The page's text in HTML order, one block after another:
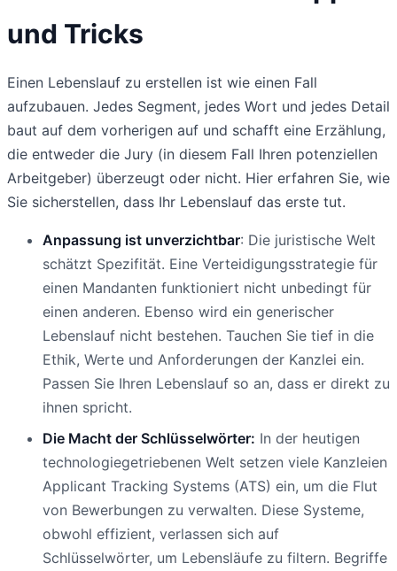
und Tricks
Einen Lebenslauf zu erstellen ist wie einen Fall
aufzubauen. Jedes Segment, jedes Wort und jedes Detail
baut auf dem vorherigen auf und schafft eine Erzählung,
die entweder die Jury (in diesem Fall Ihren potenziellen
Arbeitgeber) überzeugt oder nicht. Hier erfahren Sie, wie
Sie sicherstellen, dass Ihr Lebenslauf das erste tut.
Anpassung ist unverzichtbar: Die juristische Welt
schätzt Spezifität. Eine Verteidigungsstrategie für
einen Mandanten funktioniert nicht unbedingt für
einen anderen. Ebenso wird ein generischer
Lebenslauf nicht bestehen. Tauchen Sie tief in die
Ethik, Werte und Anforderungen der Kanzlei ein.
Passen Sie Ihren Lebenslauf so an, dass er direkt zu
ihnen spricht.
Die Macht der Schlüsselwörter: In der heutigen
technologiegetriebenen Welt setzen viele Kanzleien
Applicant Tracking Systems (ATS) ein, um die Flut
von Bewerbungen zu verwalten. Diese Systeme,
obwohl effizient, verlassen sich auf
Schlüsselwörter, um Lebensläufe zu filtern. Begriffe